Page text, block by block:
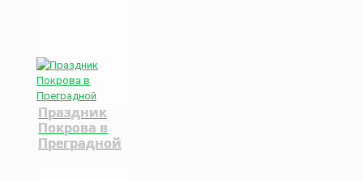
Праздник
Покрова в
Преградной